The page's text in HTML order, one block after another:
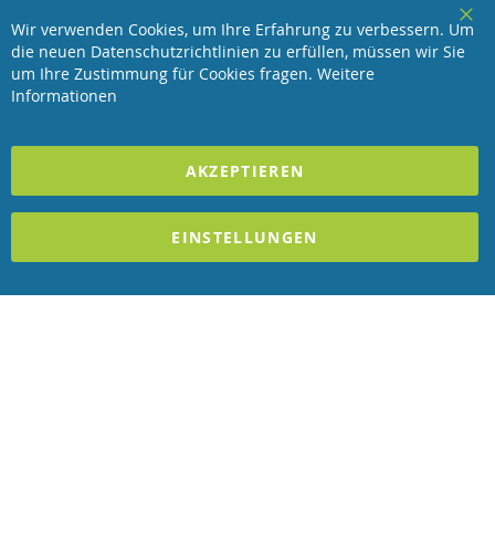
Revisage GmbH
Wir verwenden Cookies, um Ihre Erfahrung zu verbessern. Um
die neuen Datenschutzrichtlinien zu erfüllen, müssen wir Sie
um Ihre Zustimmung für Cookies fragen. Weitere
Informationen
AKZEPTIEREN
EINSTELLUNGEN